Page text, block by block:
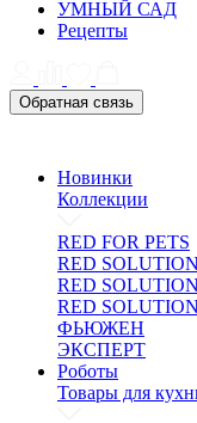
УМНЫЙ САД
Рецепты
Обратная связь
Новинки
Коллекции
RED FOR PETS
RED
RED
RED
ФЬЮЖЕН
ЭКСПЕРТ
Роботы
Товары для